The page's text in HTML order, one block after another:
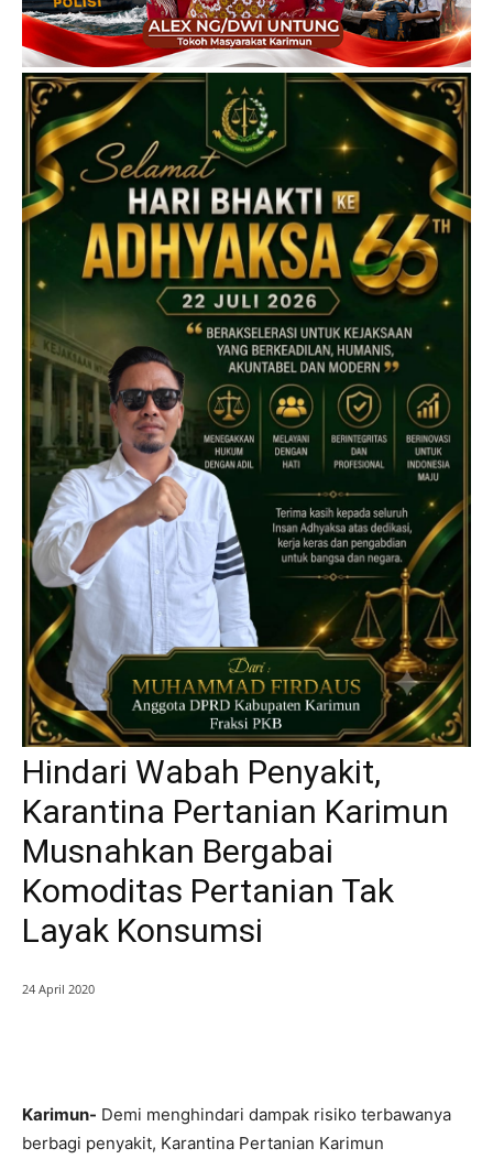
Hindari Wabah Penyakit,
Karantina Pertanian Karimun
Musnahkan Bergabai
Komoditas Pertanian Tak
Layak Konsumsi
24 April 2020
Karimun- Demi menghindari dampak risiko terbawanya
berbagi penyakit, Karantina Pertanian Karimun